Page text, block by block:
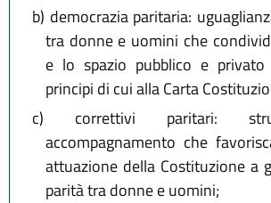
b) democrazia paritaria:
tra donne e uomini che
e lo spazio pubblico e
principi di cui alla Carta
c) correttivi paritari:
accompagnamento che
attuazione della Costituzione a
parità tra donne e uomini;